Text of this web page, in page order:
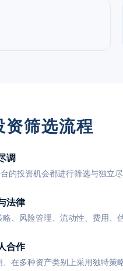
筛选流程
调
的投资机会都进行筛选与独立尽
法律
、风险管理、流动性、费用、
合作
在多种资产类别上采用独特策